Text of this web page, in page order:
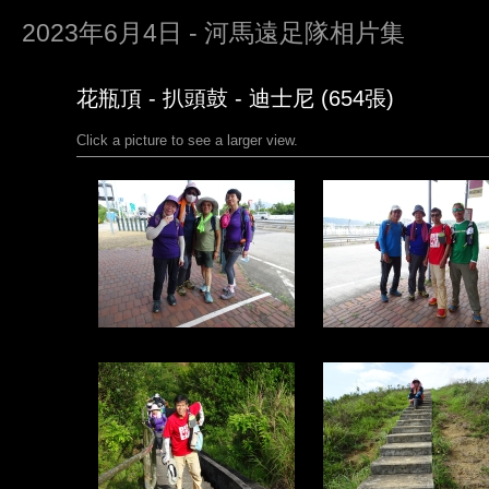
2023年6月4日 - 河馬遠足隊相片集
花瓶頂 - 扒頭鼓 - 迪士尼 (654張)
Click a picture to see a larger view.